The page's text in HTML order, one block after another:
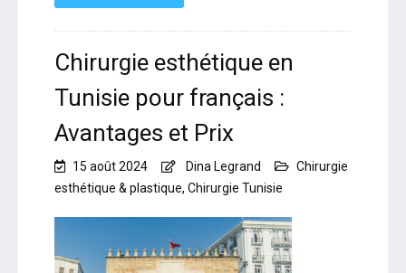
Chirurgie esthétique en
Tunisie pour français :
Avantages et Prix
15 août 2024 Dina Legrand
Chirurgie
esthétique & plastique, Chirurgie Tunisie